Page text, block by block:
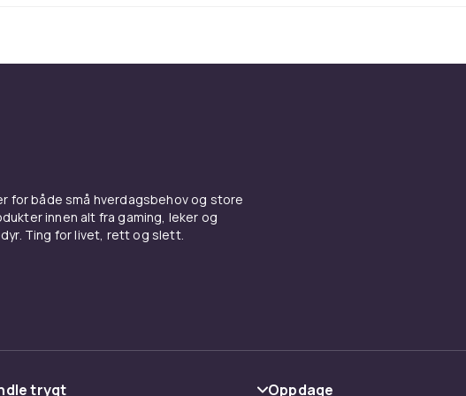
med lys og er enkle å holde rene. Nå til dags finnes det mange
til glass, som bølgepapp og polykarbonat. Bølgepapp er det
men blir sprøtt etter noen år og er vanskeligere å holde
for både små hverdagsbehov og store
innen alt fra gaming, leker og
Ting for livet, rett og slett.
trygt Oppdage